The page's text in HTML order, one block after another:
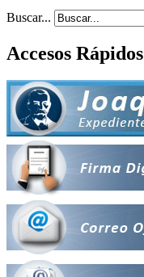
Buscar...
Accesos Rápidos